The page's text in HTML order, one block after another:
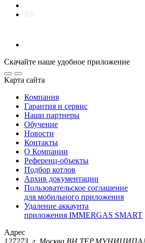
Скачайте наше удобное приложение
Карта сайта
Компания
Гарантия и сервис
Наши партнеры
Обучение
Новости
Контакты
О Компании
Референц-объекты
Подбор котлов
Архив документации
Пользовательское соглашение
для мобильного приложения
Удаление аккаунта
приложения IMMERGAS SMART
Адрес
127273, г. Москва